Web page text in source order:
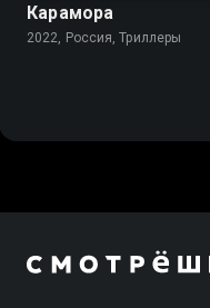
Карамора
2022, Россия, Триллеры